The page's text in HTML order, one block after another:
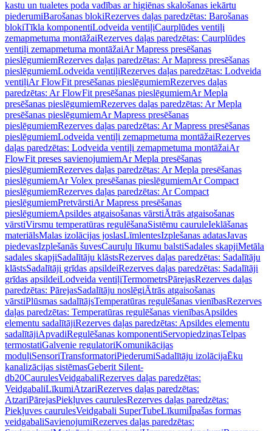
kastu un tualetes poda vadības ar higiēnas skalošanas iekārtu
piederumiBarošanas blokiRezerves daļas paredzētas: Barošanas
blokiTīkla komponentiLodveida ventiļiCaurplūdes ventiļi
zemapmetuma montāžaiRezerves daļas paredzētas: Caurplūdes
ventiļi zemapmetuma montāžaiAr Mapress presēšanas
pieslēgumiemRezerves daļas paredzētas: Ar Mapress presēšanas
pieslēgumiemLodveida ventiļiRezerves daļas paredzētas: Lodveida
ventiļiAr FlowFit presēšanas pieslēgumiemRezerves daļas
paredzētas: Ar FlowFit presēšanas pieslēgumiemAr Mepla
presēšanas pieslēgumiemRezerves daļas paredzētas: Ar Mepla
presēšanas pieslēgumiemAr Mapress presēšanas
pieslēgumiemRezerves daļas paredzētas: Ar Mapress presēšanas
pieslēgumiemLodveida ventiļi zemapmetuma montāžaiRezerves
daļas paredzētas: Lodveida ventiļi zemapmetuma montāžaiAr
FlowFit preses savienojumiemAr Mepla presēšanas
pieslēgumiemRezerves daļas paredzētas: Ar Mepla presēšanas
pieslēgumiemAr Volex presēšanas pieslēgumiemAr Compact
pieslēgumiemRezerves daļas paredzētas: Ar Compact
pieslēgumiemPretvārstiAr Mapress presēšanas
pieslēgumiemApsildes atgaisošanas vārstiĀtrās atgaisošanas
vārstiVirsmu temperatūras regulēšanaSistēmu cauruleIeklāšanas
materiālsMalas izolācijas joslasLīmlentesIzplešanas adatasJavas
piedevasIzplešanās šuvesCauruļu līkumu balstiSadales skapjiMetāla
sadales skapjiSadalītāju klāstsRezerves daļas paredzētas: Sadalītāju
klāstsSadalītāji grīdas apsildeiRezerves daļas paredzētas: Sadalītāji
grīdas apsildeiLodveida ventiļiTermometrsPārejasRezerves daļas
paredzētas: PārejasSadalītāju noslēgiĀtrās atgaisošanas
vārstiPlūsmas sadalītājsTemperatūras regulēšanas vienībasRezerves
daļas paredzētas: Temperatūras regulēšanas vienībasApsildes
elementu sadalītājiRezerves daļas paredzētas: Apsildes elementu
sadalītājiApvadiRegulēšanas komponentiServopiedziņasTelpas
termostatiGalvenie regulatoriKomunikācijas
moduļiSensoriTransformatoriPiederumiSadalītāju izolācijaĒku
kanalizācijas sistēmasGeberit Silent-
db20CaurulesVeidgabaliRezerves daļas paredzētas:
VeidgabaliLīkumiAtzariRezerves daļas paredzētas:
AtzariPārejasPiekļuves caurulesRezerves daļas paredzētas:
Piekļuves caurulesVeidgabali SuperTubeLīkumiĪpašas formas
veidgabaliSavienojumiRezerves daļas paredzētas: